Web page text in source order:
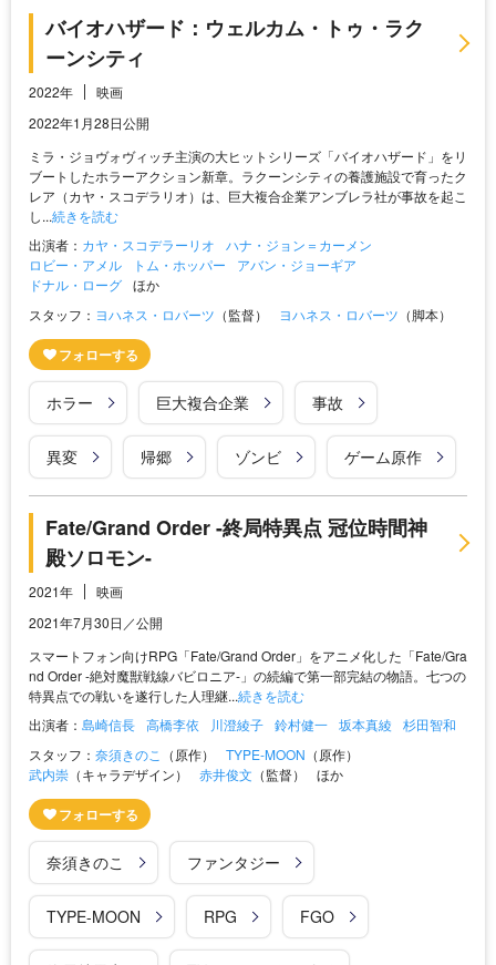
バイオハザード：ウェルカム・トゥ・ラク
ーンシティ
2022年
映画
2022年1月28日公開
ミラ・ジョヴォヴィッチ主演の大ヒットシリーズ「バイオハザード」をリ
ブートしたホラーアクション新章。ラクーンシティの養護施設で育ったク
レア（カヤ・スコデラリオ）は、巨大複合企業アンブレラ社が事故を起こ
し...続きを読む
出演者： カヤ・スコデラーリオ
ハナ・ジョン＝カーメン
ロビー・アメル
トム・ホッパー
アバン・ジョーギア
ドナル・ローグ ほか
スタッフ： ヨハネス・ロバーツ （監督） ヨハネス・ロバーツ （脚本）
ホラー 巨大複合企業 事故
異変 帰郷 ゾンビ ゲーム原作
Fate/Grand Order -終局特異点 冠位時間神
殿ソロモン-
2021年
映画
2021年7月30日／公開
スマートフォン向けRPG「Fate/Grand Order」をアニメ化した「Fate/Gra
nd Order -絶対魔獣戦線バビロニア-」の続編で第一部完結の物語。七つの
特異点での戦いを遂行した人理継...続きを読む
出演者： 島崎信長 高橋李依 川澄綾子 鈴村健一 坂本真綾
杉田智和
スタッフ： 奈須きのこ （原作） TYPE-MOON （原作）
武内崇 （キャラデザイン） 赤井俊文 （監督） ほか
奈須きのこ ファンタジー
TYPE-MOON RPG FGO